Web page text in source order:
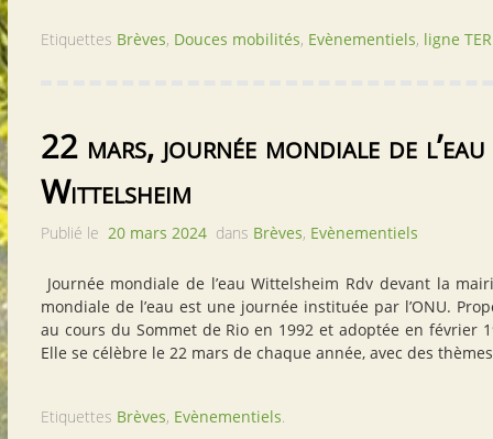
Etiquettes Brèves, Douces mobilités, Evènementiels, ligne
22 mars, journée mondiale de
Wittelsheim
Publié le 20 mars 2024 dans Brèves, Evènementiels
Journée mondiale de l’eau Wittelsheim Rdv devant la
mondiale de l’eau est une journée instituée par l’ONU.
au cours du Sommet de Rio en 1992 et adoptée en février
Elle se célèbre le 22 mars de chaque année, avec des
Etiquettes Brèves, Evènementiels.